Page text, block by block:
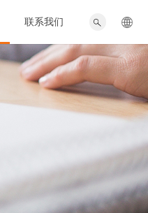
联系我们